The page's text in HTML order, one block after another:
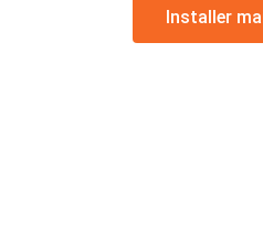
Installer